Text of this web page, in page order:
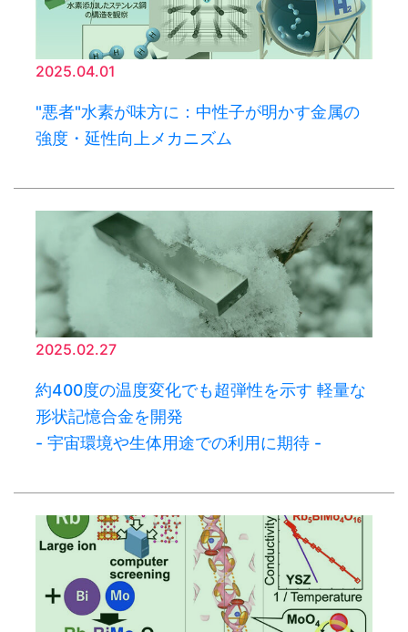
2025.04.01
"悪者"水素が味方に：中性子が明かす金属の
強度・延性向上メカニズム
2025.02.27
約400度の温度変化でも超弾性を示す 軽量な
形状記憶合金を開発
- 宇宙環境や生体用途での利用に期待 -